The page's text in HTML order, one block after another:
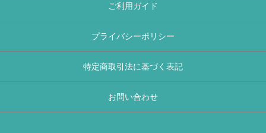
ご利用ガイド
プライバシーポリシー
特定商取引法に基づく表記
お問い合わせ